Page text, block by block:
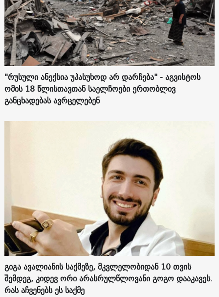
"რუსული ანექსია უპასუხოდ არ დარჩება" - აგვისტოს
ომის 18 წლისთავთან საელჩოები ერთობლივ
განცხადებას ავრცელებენ
გიგა ავალიანის საქმეზე, მკვლელობიდან 10 თვის
შემდეგ, კიდევ ორი არასრულწლოვანი გოგო დააკავეს.
რას აჩვენებს ეს საქმე